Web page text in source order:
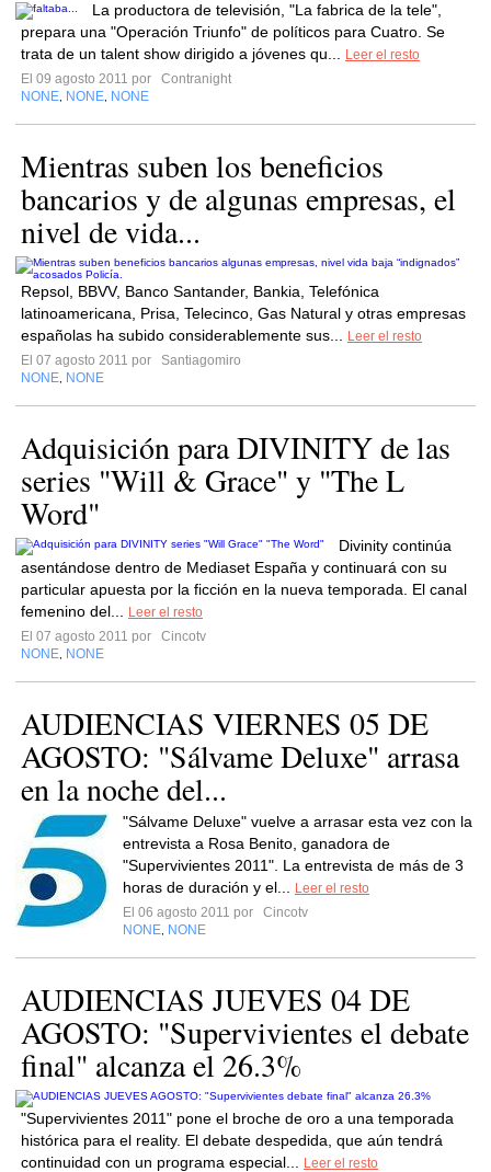
La productora de televisión, "La fabrica de la tele",
prepara una "Operación Triunfo" de políticos para Cuatro. Se
trata de un talent show dirigido a jóvenes qu...
Leer el resto
El 09 agosto 2011 por
Contranight
NONE NONE NONE
Mientras suben los beneficios
bancarios y de algunas empresas, el
nivel de vida...
Repsol, BBVV, Banco Santander, Bankia, Telefónica
latinoamericana, Prisa, Telecinco, Gas Natural y otras empresas
españolas ha subido considerablemente sus...
Leer el resto
El 07 agosto 2011 por
Santiagomiro
NONE NONE
Adquisición para DIVINITY de las
series "Will & Grace" y "The L
Word"
Divinity continúa
asentándose dentro de Mediaset España y continuará con su
particular apuesta por la ficción en la nueva temporada. El canal
femenino del...
Leer el resto
El 07 agosto 2011 por
Cincotv
NONE NONE
AUDIENCIAS VIERNES 05 DE
AGOSTO: "Sálvame Deluxe" arrasa
en la noche del...
"Sálvame Deluxe" vuelve a arrasar esta vez con la
entrevista a Rosa Benito, ganadora de
"Supervivientes 2011". La entrevista de más de 3
horas de duración y el...
Leer el resto
El 06 agosto 2011 por
Cincotv
NONE NONE
AUDIENCIAS JUEVES 04 DE
AGOSTO: "Supervivientes el debate
final" alcanza el 26.3%
"Supervivientes 2011" pone el broche de oro a una temporada
histórica para el reality. El debate despedida, que aún tendrá
continuidad con un programa especial...
Leer el resto